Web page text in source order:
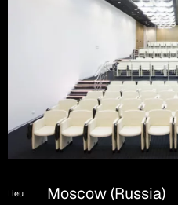
Lieu Moscow (Russia)